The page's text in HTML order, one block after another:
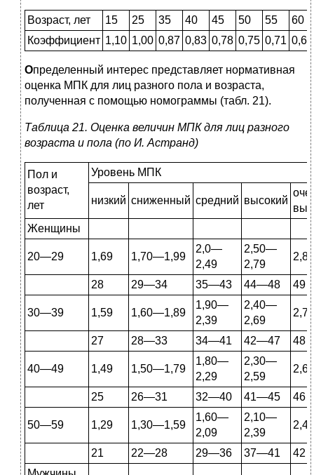
Возраст, лет 15 25 35 40 45 50 55
60
Коэффициент 1,10 1,00 0,87 0,83 0,78 0,75 0,71 0,68
Определенный интерес представляет нормативная
оценка МПК для лиц разного пола и возраста,
полученная с помощью номограммы (табл. 21).
Таблица 21. Оценка величин МПК для лиц разного
возраста и пола (по И. Астранд)
Пол и
возраст,
лет
Уровень МПК
низкий сниженный средний высокий
Женщины
20—29 1,69 1,70—1,99
2,0—
2,49
2,50—
2,79
2,80
28 29—34 35—43 44—48 49
30—39 1,59 1,60—1,89
1,90—
2,39
2,40—
2,69
2,70
27 28—33 34—41 42—47 48
40—49 1,49 1,50—1,79
1,80—
2,29
2,30—
2,59
2,60
25 26—31 32—40 41—45 46
50—59 1,29 1,30—1,59
1,60—
2,09
2,10—
2,39
2,40
21 22—28 29—36 37—41
42